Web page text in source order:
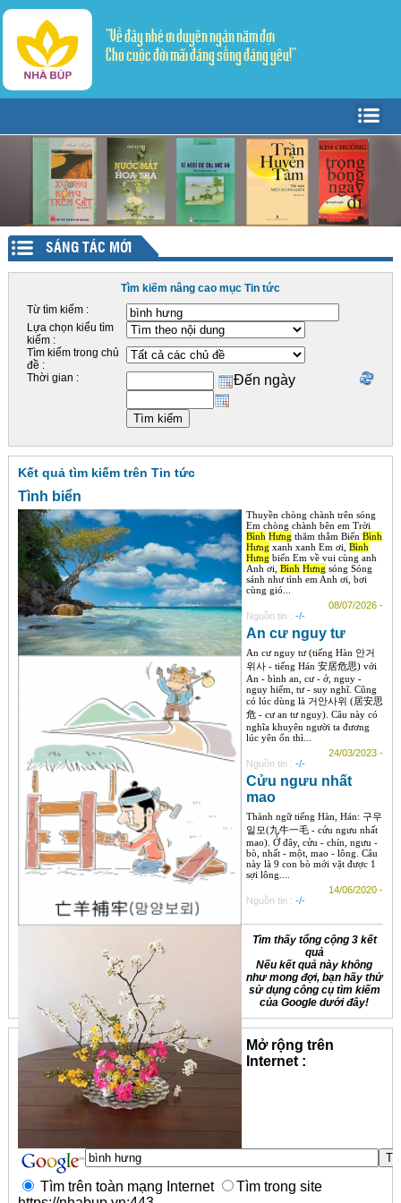
"Về đây nhé ơi duyên ngàn năm đợi
Cho cuộc đời mãi đáng sống đáng yêu!"
Giới thiệu
Tác giả - Tác phẩm
Trang văn ▼
Tản Văn
Truyện ngắn
Thể ký
Trang thơ ▼
Sáng tác
Dịch thơ
Văn học dân gian
Lý luận - Phê bình
Mỹ thuật - Âm nhạc
Liên hệ
Tìm kiếm
SÁNG TÁC MỚI
Tìm kiếm nâng cao mục Tin tức
Từ tìm kiếm :
Lựa chọn kiểu tìm
kiếm :
Tìm kiếm trong chủ
đề :
Thời gian :
Đến ngày
Kết quả tìm kiếm trên Tin tức
Tình biển
Thuyền chòng chành trên sóng
Em chòng chành bên em Trời
Bình Hưng thăm thẳm Biển Bình
Hưng xanh xanh Em ơi, Bình
Hưng biển Em về vui cùng anh
Anh ơi, Bình Hưng sóng Sóng
sánh như tình em Anh ơi, bơi
cùng gió...
08/07/2026 -
Nguồn tin : -/-
An cư nguy tư
An cư nguy tư (tiếng Hàn 안거
위사 - tiếng Hán 安居危思) với
An - bình an, cư - ở, nguy -
nguy hiểm, tư - suy nghĩ. Cũng
có lúc dùng là 거안사위 (居安思
危 - cư an tư nguy). Câu này có
nghĩa khuyên người ta đương
lúc yên ổn thì...
24/03/2023 -
Nguồn tin : -/-
Cửu ngưu nhất
mao
Thành ngữ tiếng Hàn, Hán: 구우
일모(九牛一毛 - cửu ngưu nhất
mao). Ở đây, cửu - chín, ngưu -
bò, nhất - một, mao - lông. Câu
này là 9 con bò mới vặt được 1
sợi lông....
14/06/2020 -
Nguồn tin : -/-
Tìm thấy tổng cộng 3 kết
quả
Nếu kết quả này không
như mong đợi, bạn hãy thử
sử dụng công cụ tìm kiếm
của Google dưới đây!
Mở rộng trên
Internet :
Tìm trên toàn mạng Internet
Tìm trong site